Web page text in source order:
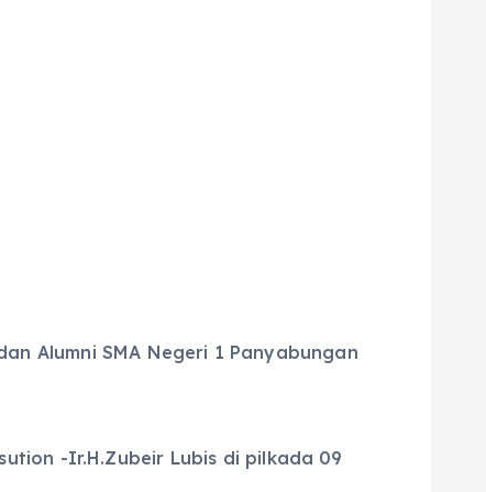
Alumni SMA Negeri 1 Panyabungan
-Ir.H.Zubeir Lubis di pilkada 09